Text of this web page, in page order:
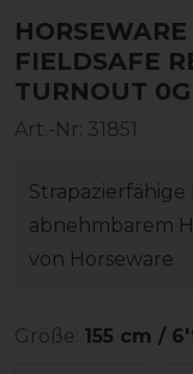
FIELDSAFE
TURNOUT 0G
Art.-Nr: 31851
abnehmbarem
von Horseware
Größe: 155 cm /